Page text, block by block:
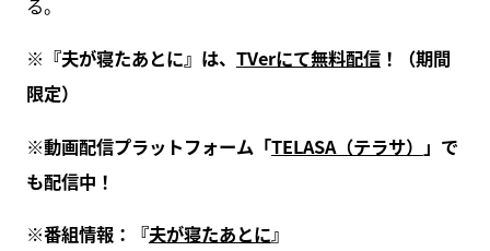
る。
※『夫が寝たあとに』は、 TVerにて無料配信！（期間
限定）
※動画配信プラットフォーム「TELASA（テラサ） 」で
も配信中！
※番組情報：『夫が寝たあとに』